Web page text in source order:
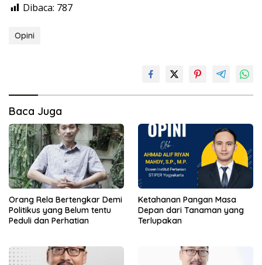
Dibaca: 787
Opini
Baca Juga
Orang Rela Bertengkar Demi
Politikus yang Belum tentu
Peduli dan Perhatian
Ketahanan Pangan Masa
Depan dari Tanaman yang
Terlupakan